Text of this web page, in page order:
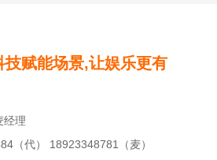
光荣，平凡亦有光！
技赋能场景,让娱乐更有
经理
（代） 18923348781（麦）